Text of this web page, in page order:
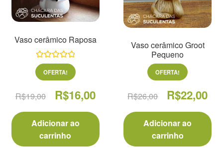
Vaso cerâmico Raposa
Avaliação
5.00de 5
OFERTA!
R$19,00
preço
era:
R$19,00.
R$16,00O
atual
R$16,00.
Adicionar ao
carrinho
Vaso cerâmico Groot
Pequeno
OFERTA!
R$26,00
preço
era:
R$26,00.
R$22,00O
Adicionar ao
carrinho